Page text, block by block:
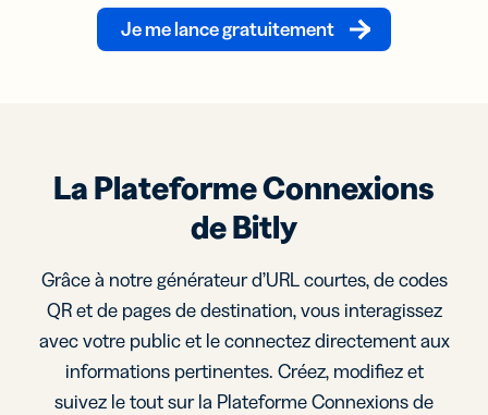
Je me lance gratuitement
La Plateforme Connexions
de Bitly
Grâce à notre générateur d’URL courtes, de codes
QR et de pages de destination, vous interagissez
avec votre public et le connectez directement aux
informations pertinentes. Créez, modifiez et
suivez le tout sur la Plateforme Connexions de